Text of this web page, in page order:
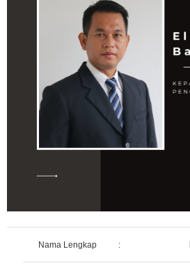
Nama Lengkap :